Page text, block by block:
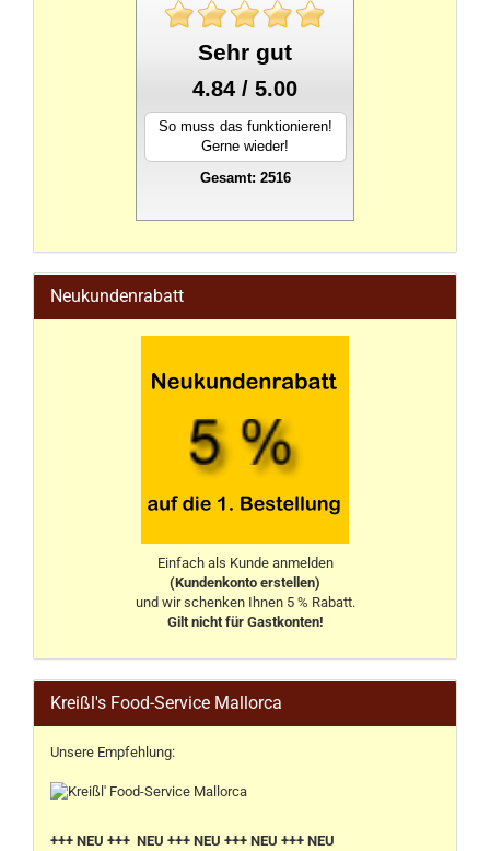
Sehr gut
4.84 / 5.00
So muss das funktionieren!
Gerne wieder!
Gesamt: 2516
Neukundenrabatt
Einfach als Kunde anmelden
(Kundenkonto erstellen)
und wir schenken Ihnen 5 % Rabatt.
Gilt nicht für Gastkonten!
Kreißl's Food-Service Mallorca
Unsere Empfehlung:
+++ NEU +++ NEU +++ NEU +++ NEU +++ NEU